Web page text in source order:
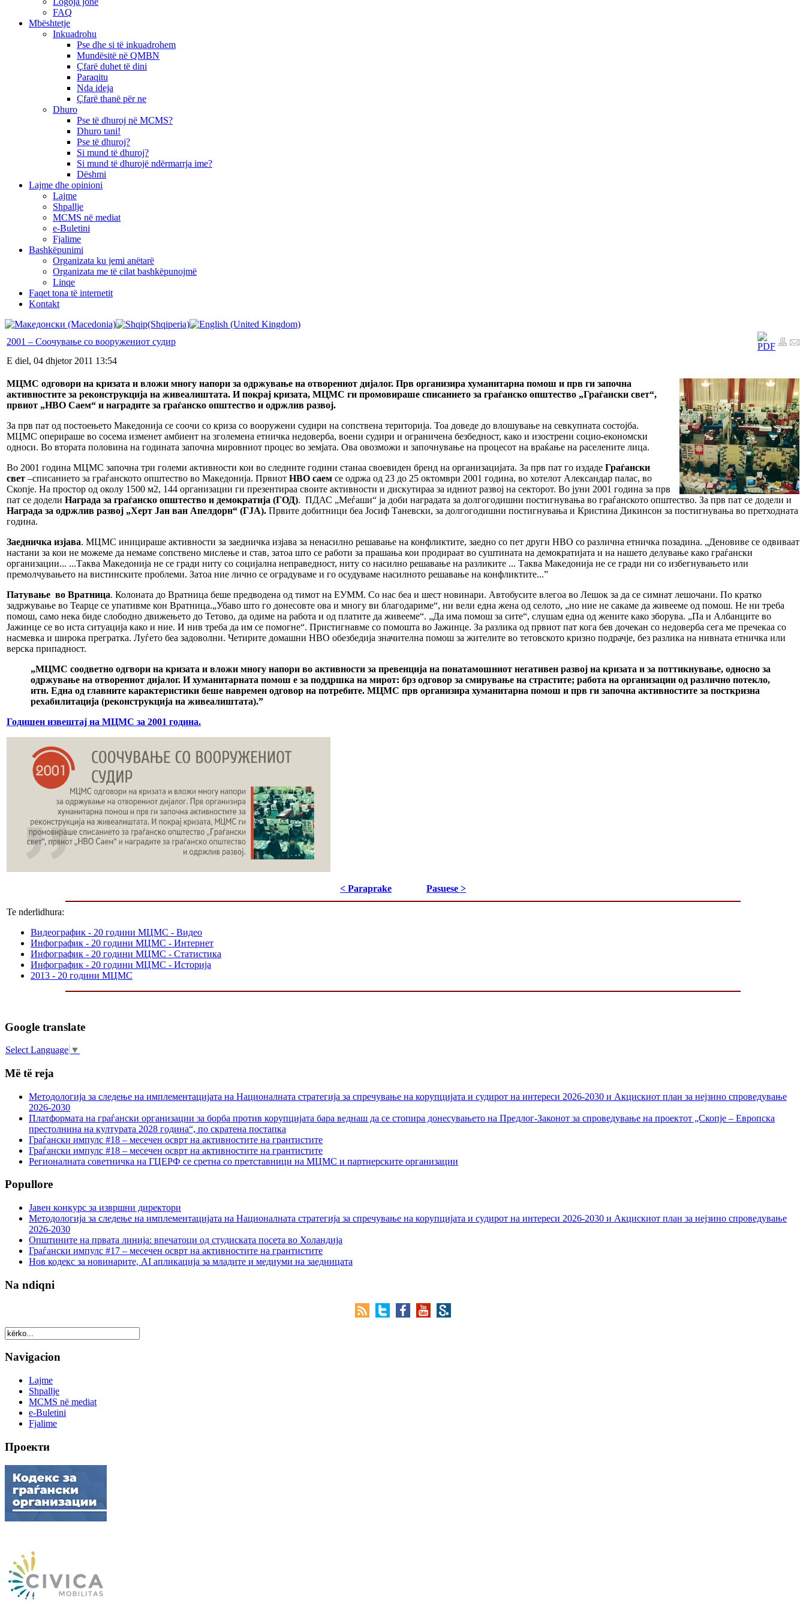
FAQ
Mbështetje
Inkuadrohu
Pse dhe si të inkuadrohem
Mundësitë në QMBN
Çfarë duhet të dini
Paraqitu
Nda ideja
Çfarë thanë për ne
Dhuro
Pse të dhuroj në MCMS?
Dhuro tani!
Pse të dhuroj?
Si mund të dhuroj?
Si mund të dhurojë ndërmarrja ime?
Dëshmi
Lajme dhe opinioni
Lajme
Shpallje
MCMS në mediat
e-Buletini
Fjalime
Bashkëpunimi
Organizata ku jemi anëtarë
Organizata me të cilat bashkëpunojmë
Linqe
Faqet tona të internetit
Kontakt
2001 – Соочување со вооружениот судир
E diel, 04 dhjetor 2011 13:54
МЦМС одговори на кризата и вложи многу напори за одржување на отворениот дијалог. Прв организира хуманитарна помош и прв ги започна
активностите за реконструкција на живеалиштата. И покрај кризата, МЦМС ги промовираше списанието за граѓанско општество „Граѓански свет“,
првиот „НВО Саем“ и наградите за граѓанско општество и одржлив развој.
За прв пат од постоењето Македонија се соочи со криза со вооружени судири на сопствена територија. Тоа доведе до влошување на севкупната состојба.
МЦМС оперираше во сосема изменет амбиент на зголемена етничка недоверба, воени судири и ограничена безбедност, како и изострени социо-економски
односи. Во втората половина на годината започна мировниот процес во земјата. Ова овозможи и започнување на процесот на враќање на раселените лица.
Во 2001 година МЦМС започна три големи активности кои во следните години станаа своевиден бренд на организацијата. За прв пат го издаде Граѓански
свет –списанието за граѓанското општество во Македонија. Првиот НВО саем се одржа од 23 до 25 октомври 2001 година, во хотелот Александар палас, во
Скопје. На простор од околу 1500 м2, 144 организации ги презентираа своите активности и дискутираа за идниот развој на секторот. Во јуни 2001 година за прв
пат се додели Награда за граѓанско општество и демократија (ГОД). ПДАС „Меѓаши“ ја доби наградата за долгогодишни постигнувања во граѓанското општество. За прв пат се додели и
Награда за одржлив развој „Херт Јан ван Апелдорн“ (ГЈА). Првите добитници беа Јосиф Таневски, за долгогодишни постигнувања и Кристина Дикинсон за постигнувања во претходната
година.
Заедничка изјава. МЦМС иницираше активности за заедничка изјава за ненасилно решавање на конфликтите, заедно со пет други НВО со различна етничка позадина. „Деновиве се одвиваат
настани за кои не можеме да немаме сопствено мислење и став, затоа што се работи за прашања кои продираат во суштината на демократијата и на нашето делување како граѓански
организации... ...Таква Македонија не се гради ниту со социјална неправедност, ниту со насилно решавање на разликите ... Таква Македонија не се гради ни со избегнувањето или
премолчувањето на вистинските проблеми. Затоа ние лично се оградуваме и го осудуваме насилното решавање на конфликтите...”
Патување во Вратница. Колоната до Вратница беше предводена од тимот на ЕУММ. Со нас беа и шест новинари. Автобусите влегоа во Лешок за да се симнат лешочани. По кратко
задржување во Теарце се упативме кон Вратница.„Убаво што го донесовте ова и многу ви благодариме“, ни вели една жена од селото, „но ние не сакаме да живееме од помош. Не ни треба
помош, само нека биде слободно движењето до Тетово, да одиме на работа и од платите да живееме“. „Да има помош за сите“, слушам една од жените како зборува. „Па и Албанците во
Јажинце се во иста ситуација како и ние. И нив треба да им се помогне“. Пристигнавме со помошта во Јажинце. За разлика од првиот пат кога бев дочекан со недоверба сега ме пречекаа со
насмевка и широка прегратка. Луѓето беа задоволни. Четирите домашни НВО обезбедија значителна помош за жителите во тетовското кризно подрачје, без разлика на нивната етничка или
верска припадност.
„МЦМС соодветно одгвори на кризата и вложи многу напори во активности за превенција на понатамошниот негативен развој на кризата и за поттикнување, односно за
одржување на отворениот дијалог. И хуманитарната помош е за поддршка на мирот: брз одговор за смирување на страстите; работа на организации од различно потекло,
итн. Една од главните карактеристики беше навремен одговор на потребите. МЦМС прв организира хуманитарна помош и прв ги започна активностите за посткризна
рехабилитација (реконструкција на живеалиштата).”
Годишен извештај на МЦМС за 2001 година.
< Paraprake Pasuese >
Te nderlidhura:
Видеографик - 20 години МЦМС - Видео
Инфографик - 20 години МЦМС - Интернет
Инфографик - 20 години МЦМС - Статистика
Инфографик - 20 години МЦМС - Историја
2013 - 20 години МЦМС
Google translate
Select Language ▼
Më të reja
Методологија за следење на имплементацијата на Националната стратегија за спречување на корупцијата и судирот на интереси 2026-2030 и Акцискиот план за нејзино спроведување
2026-2030
Платформата на граѓански организации за борба против корупцијата бара веднаш да се стопира донесувањето на Предлог-Законот за спроведување на проектот „Скопје – Европска
престолнина на културата 2028 година“, по скратена постапка
Граѓански импулс #18 – месечен осврт на активностите на грантистите
Граѓански импулс #18 – месечен осврт на активностите на грантистите
Регионалната советничка на ГЦЕРФ се сретна со претставници на МЦМС и партнерските организации
Popullore
Јавен конкурс за извршни директори
Методологија за следење на имплементацијата на Националната стратегија за спречување на корупцијата и судирот на интереси 2026-2030 и Акцискиот план за нејзино спроведување
2026-2030
Општините на првата линија: впечатоци од студиската посета во Холандија
Граѓански импулс #17 – месечен осврт на активностите на грантистите
Нов кодекс за новинарите, AI апликација за младите и медиуми на заедницата
Na ndiqni
Navigacion
Lajme
Shpallje
MCMS në mediat
e-Buletini
Fjalime
Проекти